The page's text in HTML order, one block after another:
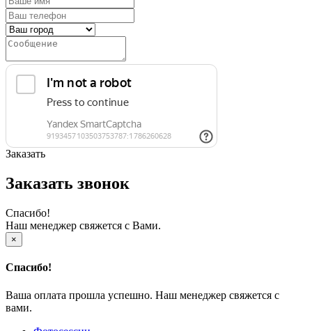
Заказать
Заказать звонок
Спасибо!
Наш менеджер свяжется с Вами.
×
Спасибо!
Ваша оплата прошла успешно. Наш менеджер свяжется с
вами.